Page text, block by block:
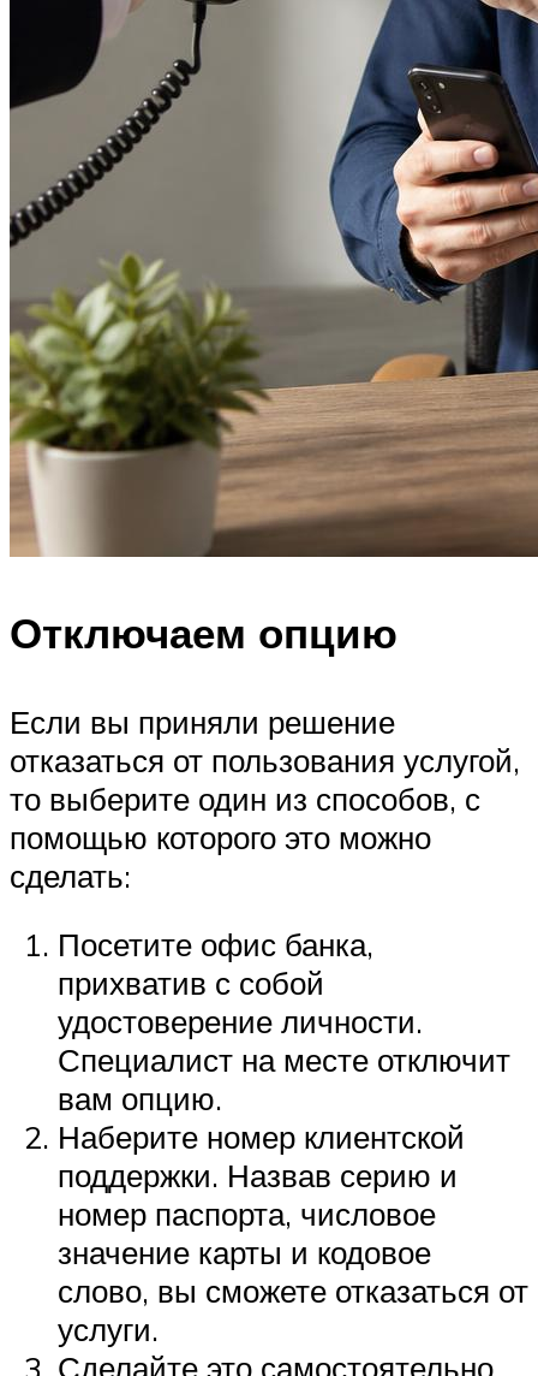
Отключаем опцию
Если вы приняли решение
отказаться от пользования услугой,
то выберите один из способов, с
помощью которого это можно
сделать:
Посетите офис банка,
прихватив с собой
удостоверение личности.
Специалист на месте отключит
вам опцию.
Наберите номер клиентской
поддержки. Назвав серию и
номер паспорта, числовое
значение карты и кодовое
слово, вы сможете отказаться от
услуги.
Сделайте это самостоятельно